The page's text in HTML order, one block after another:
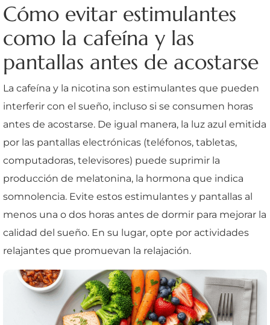
Cómo evitar estimulantes
como la cafeína y las
pantallas antes de acostarse
La cafeína y la nicotina son estimulantes que pueden
interferir con el sueño, incluso si se consumen horas
antes de acostarse. De igual manera, la luz azul emitida
por las pantallas electrónicas (teléfonos, tabletas,
computadoras, televisores) puede suprimir la
producción de melatonina, la hormona que indica
somnolencia. Evite estos estimulantes y pantallas al
menos una o dos horas antes de dormir para mejorar la
calidad del sueño. En su lugar, opte por actividades
relajantes que promuevan la relajación.